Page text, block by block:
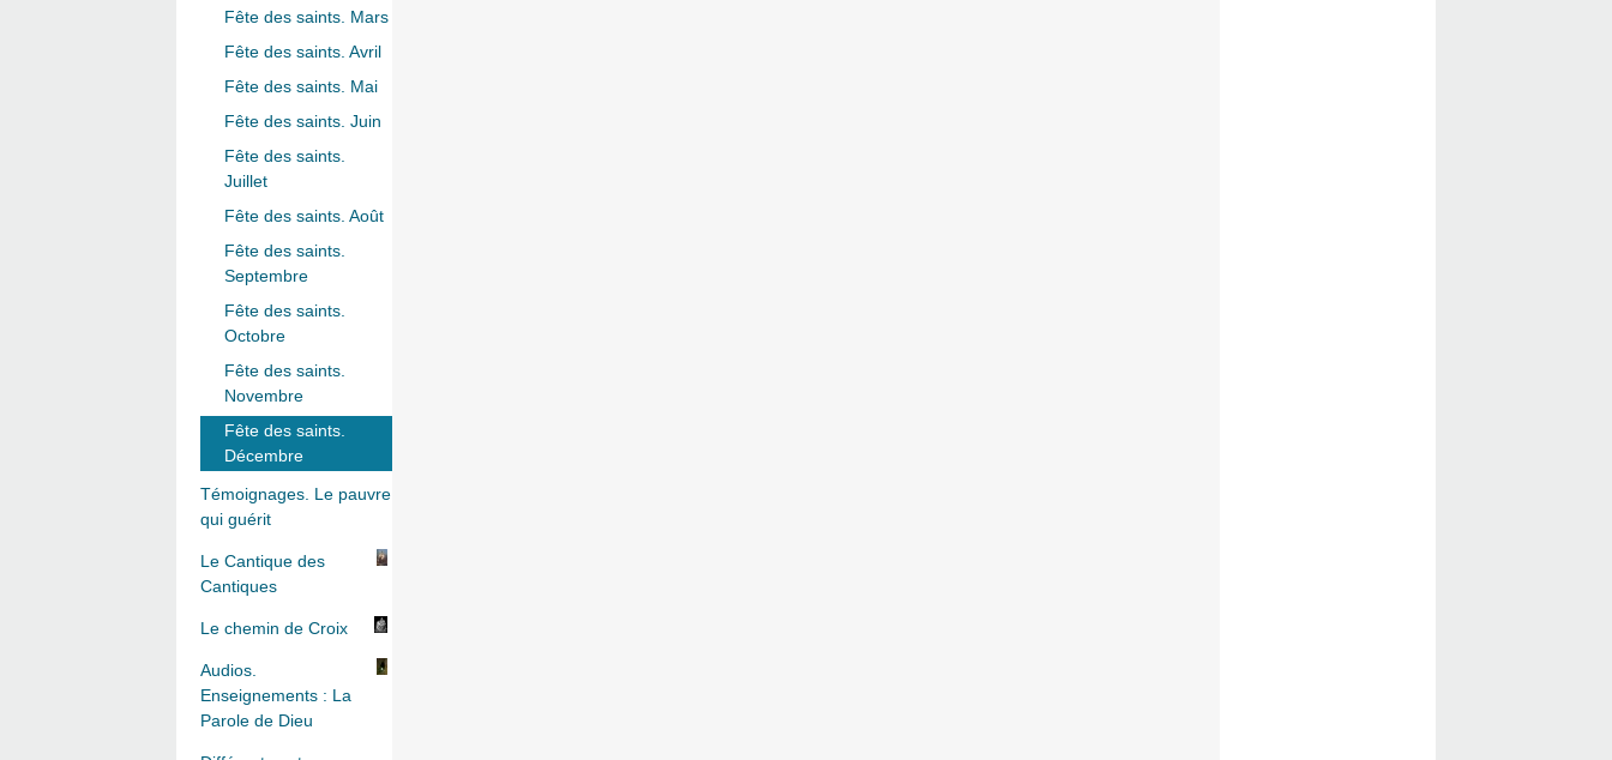
Fête des saints. Mars
Fête des saints. Avril
Fête des saints. Mai
Fête des saints. Juin
Fête des saints.
Juillet
Fête des saints. Août
Fête des saints.
Septembre
Fête des saints.
Octobre
Fête des saints.
Novembre
Fête des saints.
Décembre
Témoignages. Le pauvre
qui guérit
Le Cantique des
Cantiques
Le chemin de Croix
Audios.
Enseignements : La
Parole de Dieu